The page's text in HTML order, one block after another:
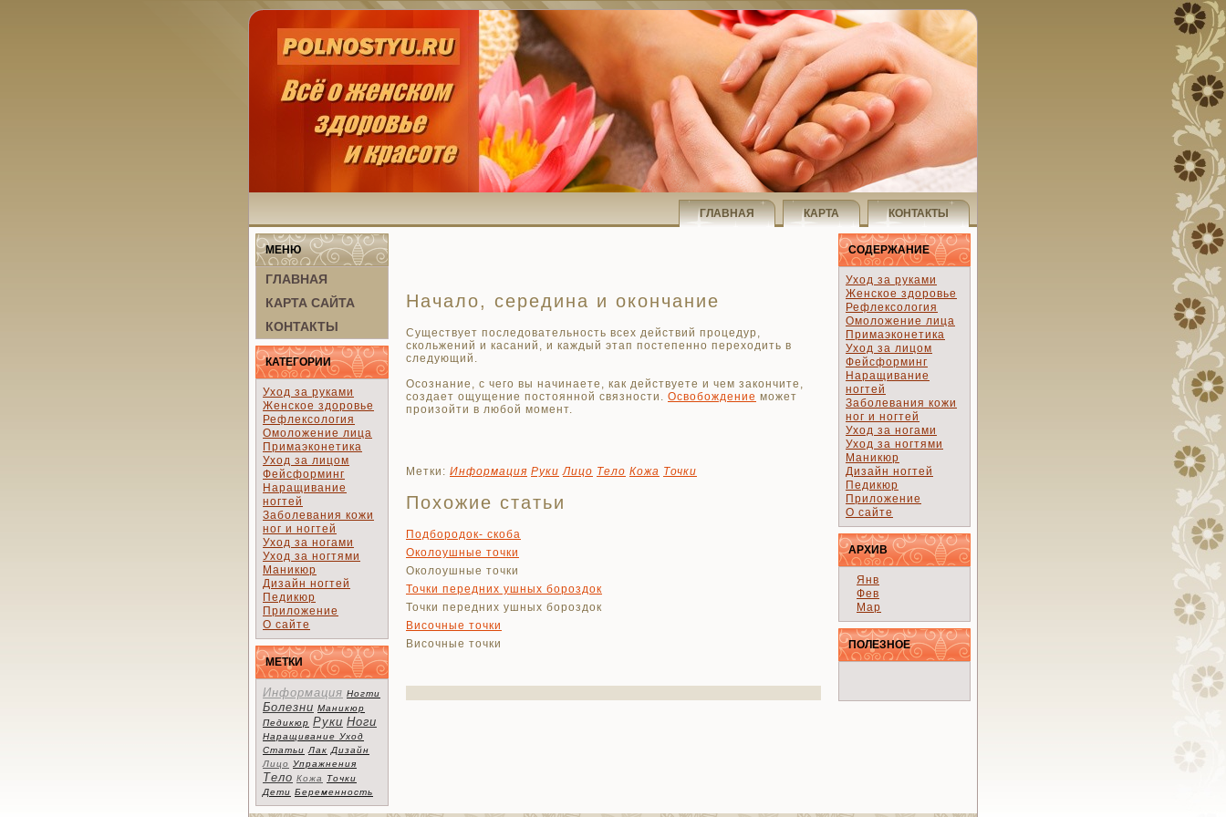
ГЛАВНАЯ КАРТА КОНТАКТЫ
МЕНЮ
ГЛАВНАЯ
КАРТА САЙТА
КОНТАКТЫ
КАТЕГОРИИ
Уход за руками
Женское здоровье
Рефлексология
Омоложение лица
Примаэконетика
Уход за лицом
Фейсформинг
Наращивание
ногтей
Заболевания кожи
ног и ногтей
Уход за ногами
Уход за ногтями
Маникюр
Дизайн ногтей
Педикюр
Приложение
О сайте
МЕТКИ
Информация Ногти
Болезни Маникюр
Педикюр Руки Ноги
Наращивание Уход
Статьи Лак Дизайн
Лицо Упражнения
Тело Кожа
Точки
Дети Беременность
Начало, середина и окончание
Существует последовательность всех действий процедур,
скольжений и ка­саний, и каждый этап постепенно переходить в
следующий.
Осознание, с чего вы начинаете, как действуете и чем закончите,
создает ощущение постоянной связности. Освобождение может
произойти в любой момент.
Метки: Информация Руки Лицо Тело Кожа Точки
Похожие статьи
Подбородок- скоба
Околоушные точки
Околоушные точки
Точки передних ушных бороздок
Точки передних ушных бороздок
Височные точки
Височные точки
СОДЕРЖАНИЕ
Уход за руками
Женское здоровье
Рефлексология
Омоложение лица
Примаэконетика
Уход за лицом
Фейсформинг
Наращивание
ногтей
Заболевания кожи
ног и ногтей
Уход за ногами
Уход за ногтями
Маникюр
Дизайн ногтей
Педикюр
Приложение
О сайте
АРХИВ
Янв
Фев
Мар
ПОЛЕЗНОЕ